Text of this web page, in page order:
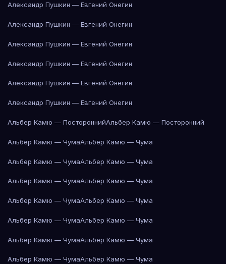
Александр Пушкин — Евгений Онегин
Александр Пушкин — Евгений Онегин
Александр Пушкин — Евгений Онегин
Александр Пушкин — Евгений Онегин
Александр Пушкин — Евгений Онегин
Александр Пушкин — Евгений Онегин
Альбер Камю — ПостороннийАльбер Камю — Посторонний
Альбер Камю — ЧумаАльбер Камю — Чума
Альбер Камю — ЧумаАльбер Камю — Чума
Альбер Камю — ЧумаАльбер Камю — Чума
Альбер Камю — ЧумаАльбер Камю — Чума
Альбер Камю — ЧумаАльбер Камю — Чума
Альбер Камю — ЧумаАльбер Камю — Чума
Альбер Камю — ЧумаАльбер Камю — Чума